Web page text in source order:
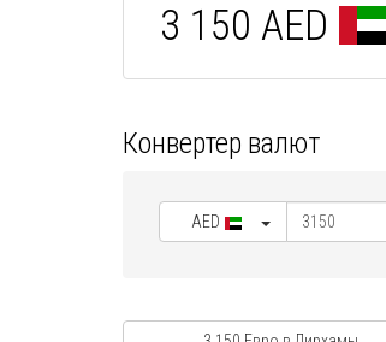
3 150 AED
Конвертер валют
AED